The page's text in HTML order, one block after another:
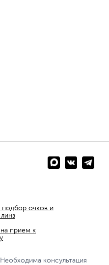
подбор очков и
прием к
консультация